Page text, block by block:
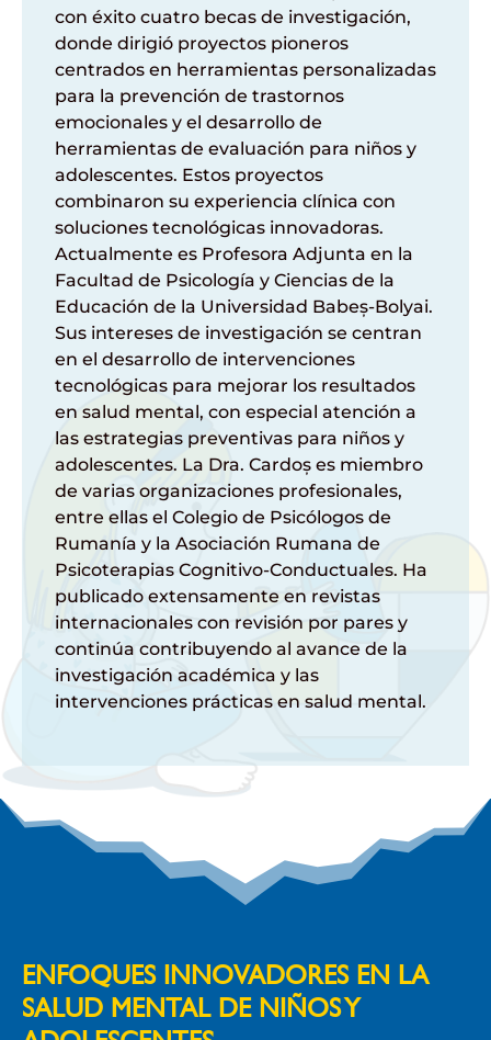
con éxito cuatro becas de investigación,
donde dirigió proyectos pioneros
centrados en herramientas personalizadas
para la prevención de trastornos
emocionales y el desarrollo de
herramientas de evaluación para niños y
adolescentes. Estos proyectos
combinaron su experiencia clínica con
soluciones tecnológicas innovadoras.
Actualmente es Profesora Adjunta en la
Facultad de Psicología y Ciencias de la
Educación de la Universidad Babeș-Bolyai.
Sus intereses de investigación se centran
en el desarrollo de intervenciones
tecnológicas para mejorar los resultados
en salud mental, con especial atención a
las estrategias preventivas para niños y
adolescentes. La Dra. Cardoș es miembro
de varias organizaciones profesionales,
entre ellas el Colegio de Psicólogos de
Rumanía y la Asociación Rumana de
Psicoterapias Cognitivo-Conductuales. Ha
publicado extensamente en revistas
internacionales con revisión por pares y
continúa contribuyendo al avance de la
investigación académica y las
intervenciones prácticas en salud mental.
ENFOQUES INNOVADORES EN LA
SALUD MENTAL DE NIÑOS Y